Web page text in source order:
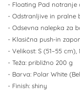
- Floating Pad notranje
- Odstranljive in pralne
- Odsevna nalepka za
- Klasična push-in
- Velikost: S (51–55
- Teža: približno 200 g
- Barva: Polar White
- Finish: shiny